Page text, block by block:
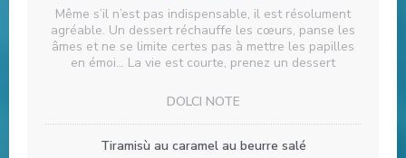
Même s’il n’est pas indispensable, il est résolument
agréable. Un dessert réchauffe les cœurs, panse les
âmes et ne se limite certes pas à mettre les papilles
en émoi… La vie est courte, prenez un dessert
DOLCI NOTE
Tiramisù au caramel au beurre salé